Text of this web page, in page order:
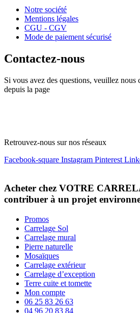
Notre société
Mentions légales
CGU - CGV
Mode de paiement sécurisé
Contactez-nous
Si vous avez des questions, veuillez nous
depuis la page
Retrouvez-nous sur nos réseaux
Facebook-square Instagram Pinterest
Acheter chez VOTRE
contribuer à un projet
Promos
Carrelage Sol
Carrelage mural
Pierre naturelle
Mosaïques
Carrelage extérieur
Carrelage d’exception
Terre cuite et tomette
Mon compte
06 25 83 26 63
04 96 20 83 84